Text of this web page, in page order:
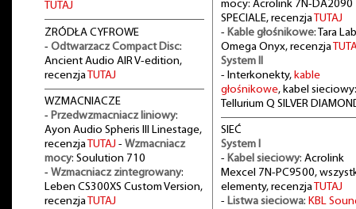
TUTAJ
ŻRÓDŁA CYFROWE
- Odtwarzacz Compact Disc:
Ancient Audio AIR V-edition,
recenzjaTUTAJ
WZMACNIACZE
- Przedwzmacniacz liniowy:
Ayon Audio Spheris III Linestage,
recenzja TUTAJ - Wzmacniacz
mocy: Soulution 710
- Wzmacniacz zintegrowany:
Leben CS300XS Custom Version,
recenzja TUTAJ
mocy: Acrolink 7N-DA2090
SPECIALE, recenzjaTUTAJ
- Kable głośnikowe: Tara
Omega Onyx, recenzja
System II
- Interkonekty, kable
głośnikowe, kabel sieciowy:
Tellurium Q SILVER
SIEĆ
System I
- Kabel sieciowy: Acrolink
Mexcel 7N-PC9500,
elementy, recenzja TUTAJ
- Listwa sieciowa: KBL